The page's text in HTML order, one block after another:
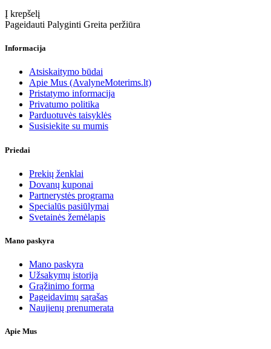
Į krepšelį
Pageidauti Palyginti Greita peržiūra
Informacija
Atsiskaitymo būdai
Apie Mus (AvalyneMoterims.lt)
Pristatymo informacija
Privatumo politika
Parduotuvės taisyklės
Susisiekite su mumis
Priedai
Prekių ženklai
Dovanų kuponai
Partnerystės programa
Specialūs pasiūlymai
Svetainės žemėlapis
Mano paskyra
Mano paskyra
Užsakymų istorija
Grąžinimo forma
Pageidavimų sąrašas
Naujienų prenumerata
Apie Mus